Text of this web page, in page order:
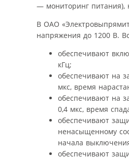
— мониторинг питания),
В ОАО
напряжения до 1200 В.
обеспечивают
кГц;
обеспечивают на
мкс, время
обеспечивают на
0,4 мкс, время
обеспечивают
ненасыщенному
начала
обеспечивают